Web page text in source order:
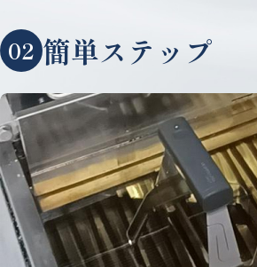
02 簡単ステップ